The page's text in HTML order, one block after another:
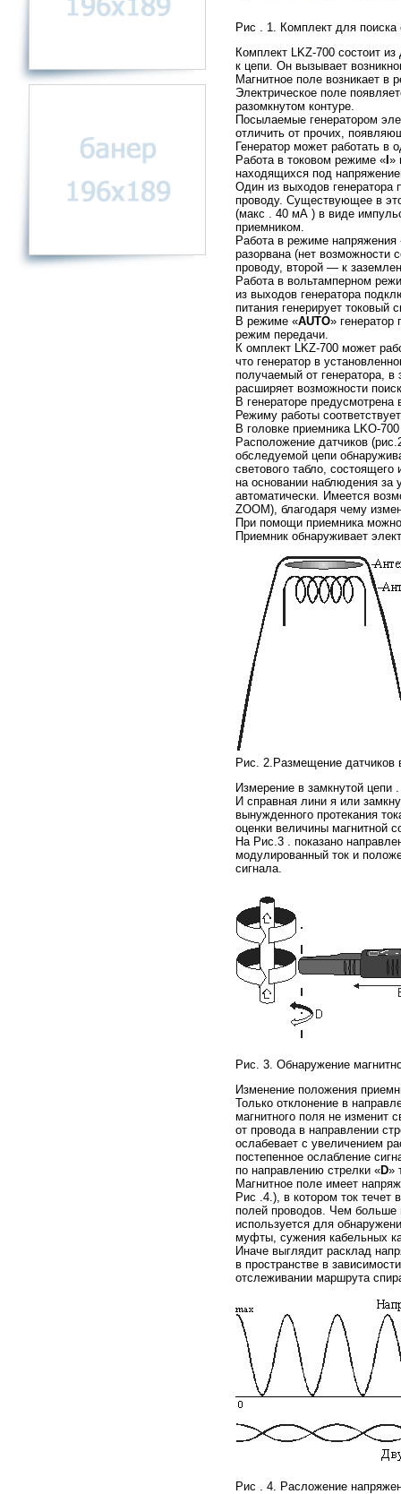
Рис . 1. Комплект для
Комплект LKZ-700 состоит
к цепи. Он вызывает
Магнитное поле возникает в
Электрическое поле
разомкнутом контуре.
Посылаемые генератором
отличить от прочих,
Генератор может работать в
Работа в токовом режиме « »
находящихся под
Один из выходов генератора
проводу. Существующее в
(макс . 40 мА ) в виде
приемником.
Работа в режиме напряжения
разорвана (нет возможности
проводу, второй — к
Работа в вольтамперном
из выходов генератора
питания генерирует
В режиме «AUTO» генератор
режим передачи.
К омплект LKZ-700 может
что генератор в
получаемый от генератора,
расширяет возможности
В генераторе предусмотрена
Режиму работы
В головке приемника LKO-
Расположение датчиков
обследуемой цепи
светового табло,
на основании наблюдения за
автоматически. Имеется
ZOOM), благодаря чему
При помощи приемника
Приемник обнаруживает
Рис. 2.Размещение датчиков
Измерение в замкнутой цепи .
И справная лини я или
вынужденного протекания
оценки величины магнитной
На Рис.3 . показано
модулированный ток и
сигнала.
Рис. 3. Обнаружение
Изменение положения
Только отклонение в
магнитного поля не изменит
от провода в направлении
ослабевает с увеличением
постепенное ослабление
по направлению стрелки «D»
Магнитное поле имеет
Рис .4.), в котором ток течет
полей проводов. Чем больше
используется для
муфты, сужения кабельных
Иначе выглядит расклад
в пространстве в
отслеживании маршрута
Рис . 4. Расложение